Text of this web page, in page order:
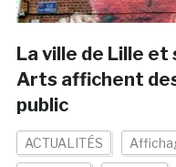
La ville de Lille et
Arts affichent
public
ACTUALITÉS